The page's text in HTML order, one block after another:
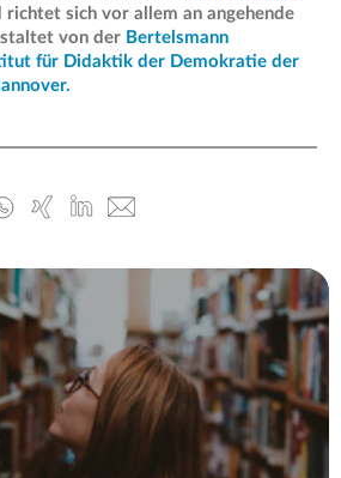
richtet sich vor allem an angehende
von der Bertelsmann
für Didaktik der Demokratie der
Whatsapp
Xing
Linked